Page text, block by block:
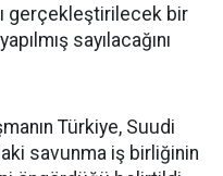
gerçekleştirilecek bir
sayılacağını
Türkiye, Suudi
savunma iş birliğinin